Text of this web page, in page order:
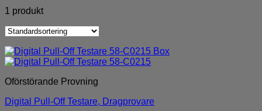
1 produkt
Oförstörande Provning
Digital Pull-Off Testare, Dragprovare